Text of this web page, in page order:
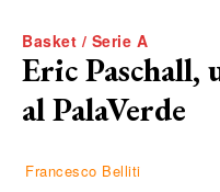
Basket / Serie A
Eric
al PalaVerde
Francesco Belliti